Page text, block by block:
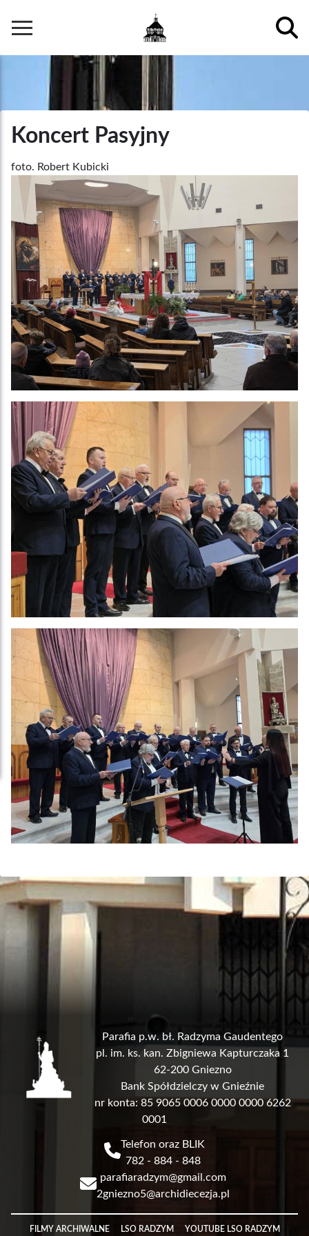
do
treści
Główna
nawigacja
Koncert Pasyjny
Podpis
Autor
foto. Robert Kubicki
Zdjęcia
Parafia p.w. bł. Radzyma Gaudentego
pl. im. ks. kan. Zbigniewa Kapturczaka 1
62-200 Gniezno
Bank Spółdzielczy w Gnieźnie
nr konta: 85 9065 0006 0000 0000 6262
0001
Telefon oraz BLIK
782 - 884 - 848
parafiaradzym@gmail.com
2gniezno5@archidiecezja.pl
LinkFILMY ARCHIWALNE LSO RADZYM YOUTUBE LSO RADZYM